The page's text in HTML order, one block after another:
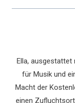
Ella,
für Musik und
Macht der
einen